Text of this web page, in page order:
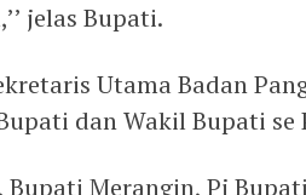
jelas Bupati.
Utama Badan
dan Wakil Bupati se
Merangin, Pj